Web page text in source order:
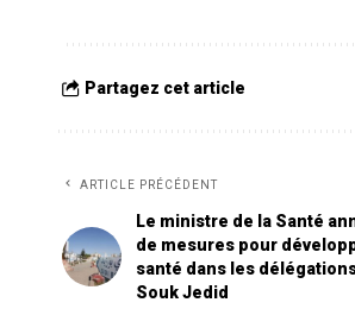
Partagez cet article
ARTICLE PRÉCÉDENT
Le ministre de la Santé
de mesures pour
santé dans les
Souk Jedid